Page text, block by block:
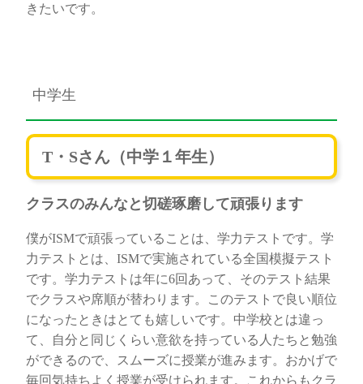
きたいです。
中学生
T・Sさん（中学１年生）
クラスのみんなと切磋琢磨して頑張ります
僕がISMで頑張っていることは、学力テストです。学
力テストとは、ISMで実施されている全国模擬テスト
です。学力テストは年に6回あって、そのテスト結果
でクラスや席順が替わります。このテストで良い順位
になったときはとても嬉しいです。中学校とは違っ
て、自分と同じくらい意欲を持っている人たちと勉強
ができるので、スムーズに授業が進みます。おかげで
毎回気持ちよく授業が受けられます。これからもクラ